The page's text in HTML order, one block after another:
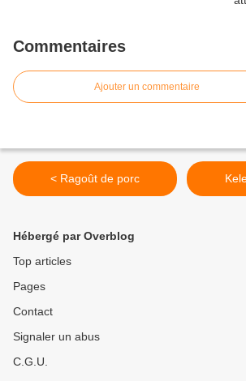
Commentaires
Ajouter un commentaire
< Ragoût de porc
Hébergé par Overblog
Top articles
Pages
Contact
Signaler un abus
C.G.U.